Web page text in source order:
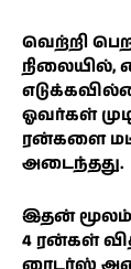
வெற்றி
நிலையில்,
ஓவர்கள்
ரன்களை
அடைந்தது.
இதன்
4 ரன்கள்